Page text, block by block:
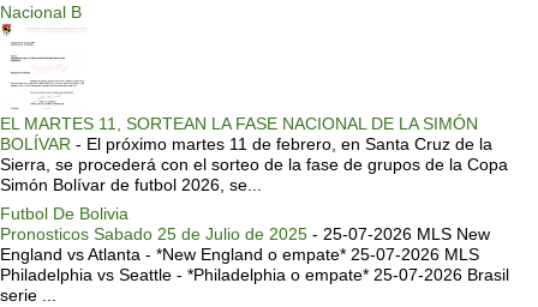
Nacional B
EL MARTES 11, SORTEAN LA FASE NACIONAL DE LA SIMÓN
BOLÍVAR - El próximo martes 11 de febrero, en Santa Cruz de la
Sierra, se procederá con el sorteo de la fase de grupos de la Copa
Simón Bolívar de futbol 2026, se...
Futbol De Bolivia
Pronosticos Sabado 25 de Julio de 2025 - 25-07-2026 MLS New
England vs Atlanta - *New England o empate* 25-07-2026 MLS
Philadelphia vs Seattle - *Philadelphia o empate* 25-07-2026 Brasil
serie ...